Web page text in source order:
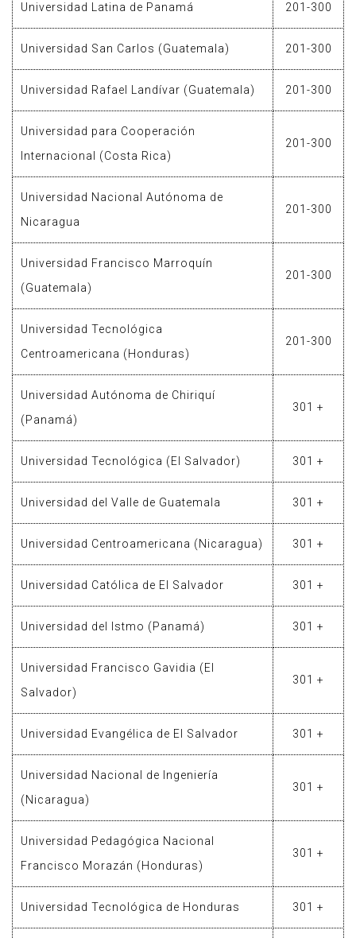
Universidad Latina de Panamá 201-300
Universidad San Carlos (Guatemala) 201-300
Universidad Rafael Landívar (Guatemala) 201-300
Universidad para Cooperación
Internacional (Costa Rica)
201-300
Universidad Nacional Autónoma de
Nicaragua
201-300
Universidad Francisco Marroquín
(Guatemala)
201-300
Universidad Tecnológica
Centroamericana (Honduras)
201-300
Universidad Autónoma de Chiriquí
(Panamá)
301 +
Universidad Tecnológica (El Salvador) 301 +
Universidad del Valle de Guatemala 301 +
Universidad Centroamericana (Nicaragua) 301 +
Universidad Católica de El Salvador 301 +
Universidad del Istmo (Panamá) 301 +
Universidad Francisco Gavidia (El
Salvador)
301 +
Universidad Evangélica de El Salvador 301 +
Universidad Nacional de Ingeniería
(Nicaragua)
301 +
Universidad Pedagógica Nacional
Francisco Morazán (Honduras)
301 +
Universidad Tecnológica de Honduras 301 +